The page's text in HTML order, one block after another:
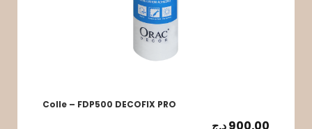
Colle – FDP500 DECOFIX PRO